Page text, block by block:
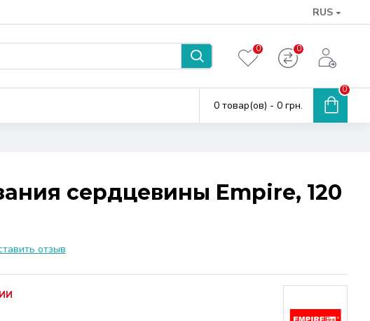
RUS
0 0
0 товар(ов) - 0 грн.
0
сердцевины Empire, 120
отзыв